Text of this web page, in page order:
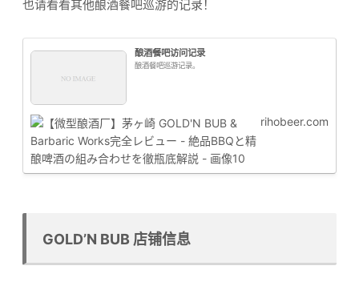
也请看看其他酿酒餐吧巡游的记录！
酿酒餐吧访问记录
酿酒餐吧巡游记录。
rihobeer.com
GOLD’N BUB 店铺信息